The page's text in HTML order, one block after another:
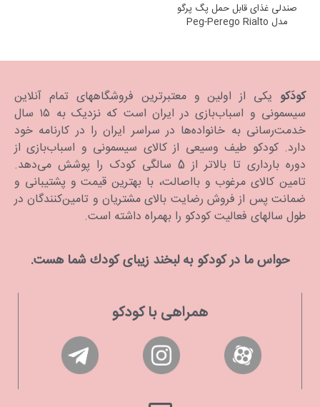
صندلی غذای قابل حمل پگ پرگو
مدل Peg-Perego Rialto
کودَکو یکی از اولین و معتبرترین فروشگاههای تمام آنلاین
سیسمونی و اسباب‌بازی در ایران است که نزدیک به ۱۵ سال
خدمت‌رسانی به خانواده‌ها در سراسر ایران را در کارنامه خود
دارد. كودكو طیف وسیعی از کالای سیسمونی و اسباب‌بازی از
دوره بارداری تا بالاتر از 5 سالگی کودک را پوشش می‌دهد.
تامین کالای مرغوب و بااصالت، با بهترین قیمت و پشتیبانی و
ضمانت پس از فروش رضایت بالای مشتریان و تامین‌کنندگان در
طول سالهای فعالیت کودکو را بهمراه داشته است.
حواس ما در كودكو به لبخند زیبای كودك شما هست.
همراهی با کودکو